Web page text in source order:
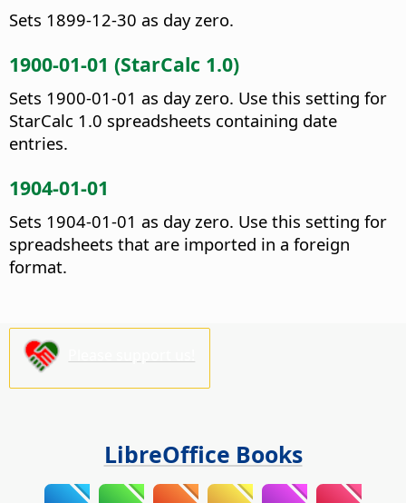
Sets 1899-12-30 as day zero.
1900-01-01 (StarCalc 1.0)
Sets 1900-01-01 as day zero. Use this setting for
StarCalc 1.0 spreadsheets containing date
entries.
1904-01-01
Sets 1904-01-01 as day zero. Use this setting for
spreadsheets that are imported in a foreign
format.
LibreOffice Books